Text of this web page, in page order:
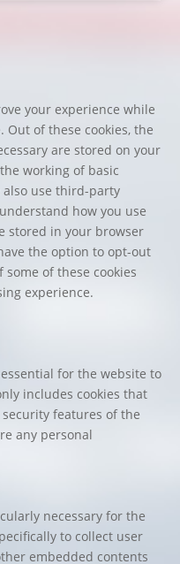
your experience while
of these cookies, the
are stored on your
working of basic
use third-party
how you use
stored in your browser
the option to opt-out
of these cookies
experience.
for the website to
includes cookies that
features of the
any personal
necessary for the
to collect user
embedded contents